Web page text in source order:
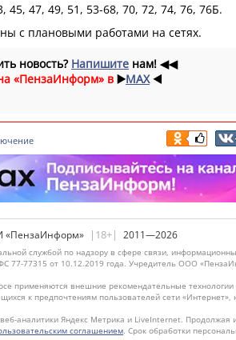
45, 47, 49, 51, 53-68, 70, 72, 74, 76, 76Б.
с плановыми работами на сетях.
новость? Напишите нам! ◀◀
«ПензаИнформ» в ▶️MAX ◀️
«ПензаИнформ» |18+| 2011—2026
службой по надзору в сфере связи,
77-77315 от 10.12.2019 года. Учредитель ООО
применяются внешние рекомендательные
к предпочтениям пользователей сети
аналитики Яндекс Метрика и LiveInternet.
соглашением. Срок обработки